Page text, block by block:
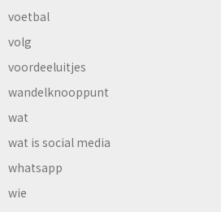
voetbal
volg
voordeeluitjes
wandelknooppunt
wat
wat is social media
whatsapp
wie